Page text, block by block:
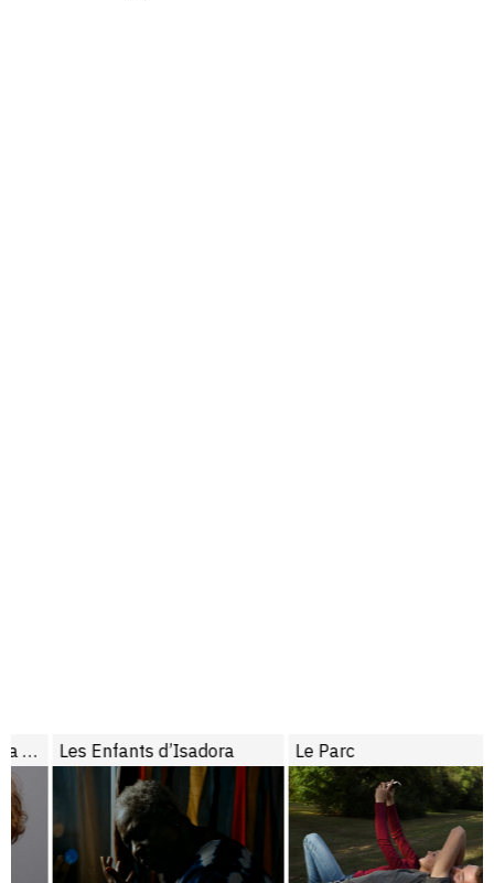
Les Enfants d’Isadora Le Parc